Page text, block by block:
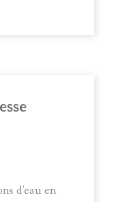
d'eau en